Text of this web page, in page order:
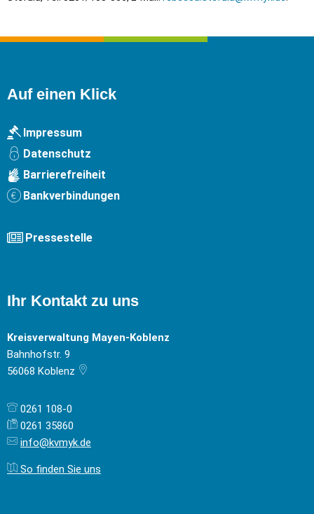
Auf einen Klick
Impressum
Datenschutz
Barrierefreiheit
Bankverbindungen
Pressestelle
Ihr Kontakt zu uns
Kreisverwaltung Mayen-Koblenz
Bahnhofstr. 9
56068 Koblenz
0261 108-0
0261 35860
info@kvmyk.de
So finden Sie uns